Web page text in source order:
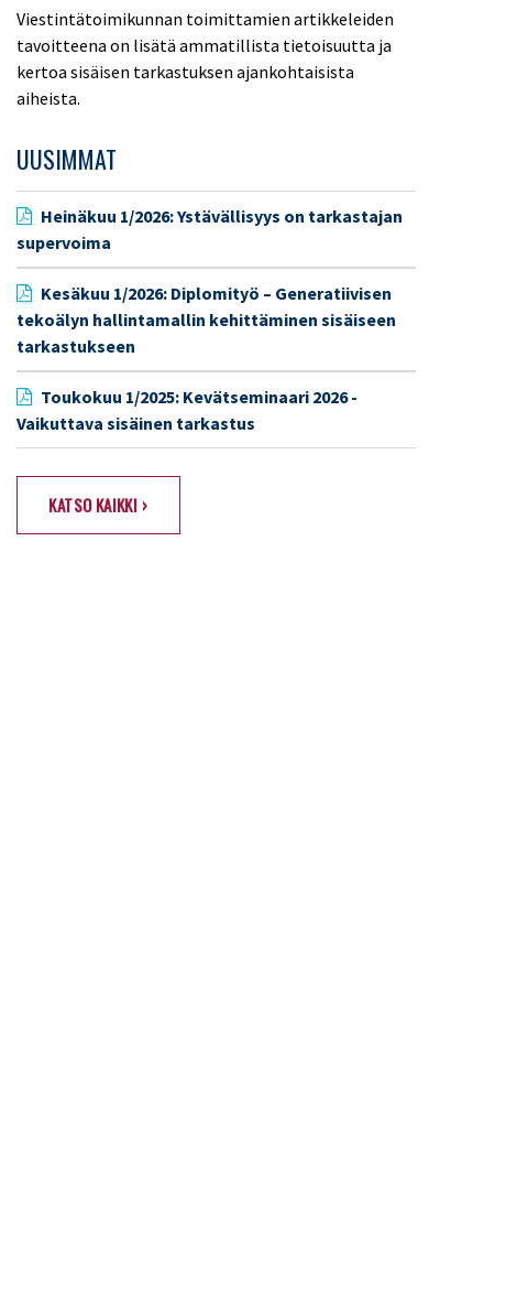
Viestintätoimikunnan toimittamien artikkeleiden
tavoitteena on lisätä ammatillista tietoisuutta ja
kertoa sisäisen tarkastuksen ajankohtaisista
aiheista.
UUSIMMAT
Heinäkuu 1/2026: Ystävällisyys on tarkastajan
supervoima
Kesäkuu 1/2026: Diplomityö – Generatiivisen
tekoälyn hallintamallin kehittäminen sisäiseen
tarkastukseen
Toukokuu 1/2025: Kevätseminaari 2026 -
Vaikuttava sisäinen tarkastus
KATSO KAIKKI ›